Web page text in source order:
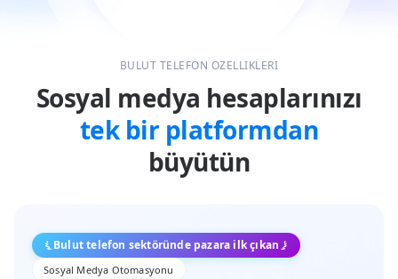
BULUT TELEFON ÖZELLİKLERİ
Sosyal medya hesaplarınızı
tek bir platformdan
büyütün
Bulut telefon sektöründe pazara ilk çıkan
Sosyal Medya Otomasyonu